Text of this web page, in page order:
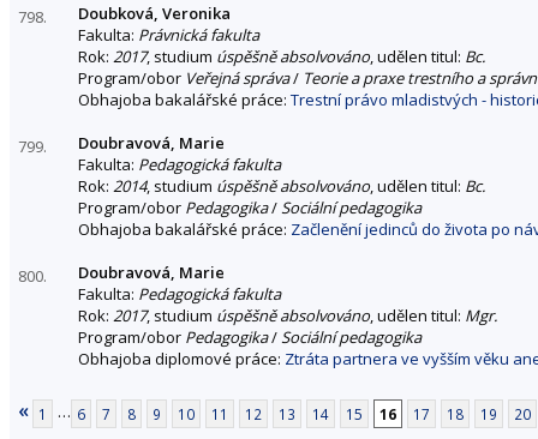
798.
Doubková, Veronika
Fakulta: Právnická fakulta
Rok: 2017, studium úspěšně absolvováno, udělen titul: Bc.
Program/obor Veřejná správa/ Teorie a praxe trestního a
Obhajoba bakalářské práce: Trestní právo mladistvých -
799.
Doubravová, Marie
Fakulta: Pedagogická fakulta
Rok: 2014, studium úspěšně absolvováno, udělen titul: Bc.
Program/obor Pedagogika/Sociální pedagogika
Obhajoba bakalářské práce: Začlenění jedinců do života po
800.
Doubravová, Marie
Fakulta: Pedagogická fakulta
Rok: 2017, studium úspěšně absolvováno, udělen titul: Mgr.
Program/obor Pedagogika/Sociální pedagogika
Obhajoba diplomové práce: Ztráta partnera ve vyšším věku
« 1 … 6 7 8 9 10 11 12 13 14 15 16 17 18 19 20